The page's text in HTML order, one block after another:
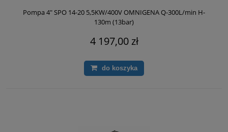
Pompa 4" SPO 14-20 5,5KW/400V OMNIGENA Q-300L/min H-
130m (13bar)
4 197,00 zł
do koszyka